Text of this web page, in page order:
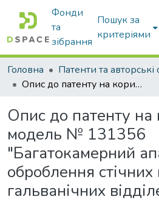
Фонди
та
зібрання
Пошук за
критеріями
Головна
Опис до патенту на корисну модель № 131356 "Багатокамерний апарат оброблення стічних вод гальванічних відділень"
Опис до патенту на
модель № 131356
"Багатокамерний
оброблення стічних
гальванічних